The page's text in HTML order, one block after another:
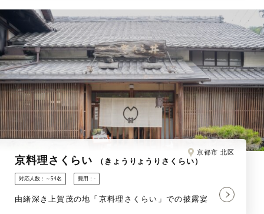
京料理さくらい （きょうりょうりさくらい）
京都市 北区
対応人数：～54名 費用：-
由緒深き上賀茂の地「京料理さくらい」での披露宴